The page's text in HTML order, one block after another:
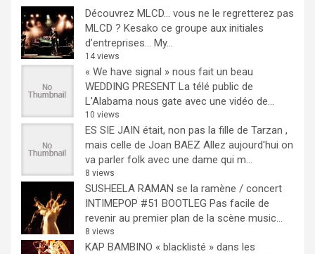
Découvrez MLCD… vous ne le regretterez pas
MLCD ? Kesako ce groupe aux initiales
d’entreprises… My...
14 views
« We have signal » nous fait un beau
WEDDING PRESENT La télé public de
L'Alabama nous gate avec une vidéo de...
10 views
ES SIE JAIN était, non pas la fille de Tarzan ,
mais celle de Joan BAEZ Allez aujourd'hui on
va parler folk avec une dame qui m...
8 views
SUSHEELA RAMAN se la ramène / concert
INTIMEPOP #51 BOOTLEG Pas facile de
revenir au premier plan de la scène music...
8 views
KAP BAMBINO « blacklisté » dans les